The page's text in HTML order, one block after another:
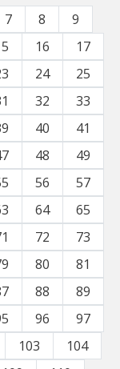
7 8
9
16
17
24
25
32
33
40
41
48
49
56
57
64
65
72
73
80
81
88
89
96
97
103
104